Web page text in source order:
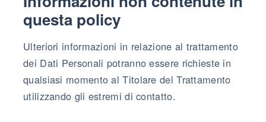
questa policy
Ulteriori informazioni in relazione al trattamento
dei Dati Personali potranno essere richieste in
qualsiasi momento al Titolare del Trattamento
utilizzando gli estremi di contatto.